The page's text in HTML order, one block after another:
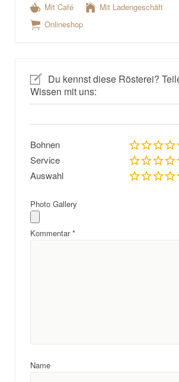
Mit Café
Mit Ladengeschäft
Onlineshop
Du kennst diese Rösterei?
Wissen mit uns:
Bohnen
Service
Auswahl
Photo Gallery
Kommentar*
Name